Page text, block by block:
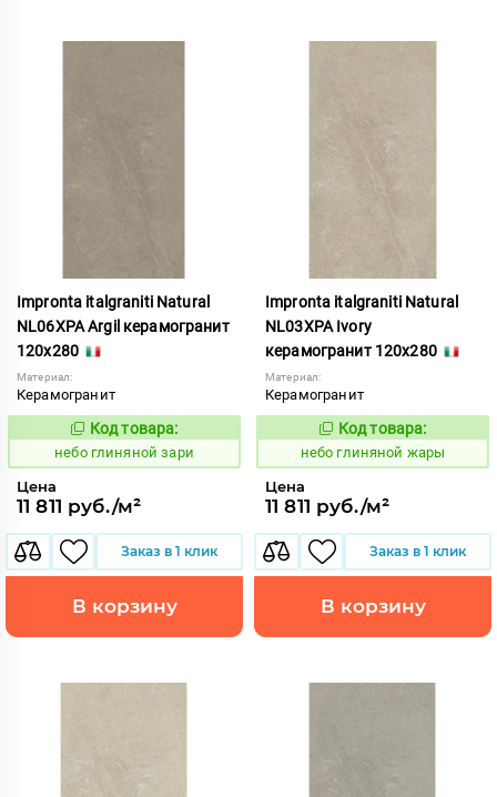
Impronta italgraniti Natural
NL06XPA Argil керамогранит
120x280
Материал:
Керамогранит
1111528
Код товара:
небо глиняной зари
Цена
11 811 руб./м²
Заказ в 1 клик
В корзину
Impronta italgraniti Natural
NL03XPA Ivory
керамогранит 120x280
Материал:
Керамогранит
1111525
Код товара:
небо глиняной жары
Цена
11 811 руб./м²
Заказ в 1 клик
В корзину